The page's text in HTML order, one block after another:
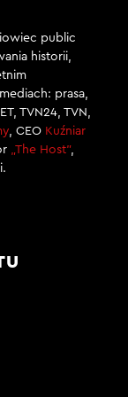
Był
się taki cichy
public
historii,
prasa,
TVN24, TVN,
, CEO Kuźniar
„The Host”,